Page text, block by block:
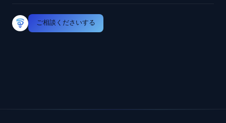
ご相談くださいする